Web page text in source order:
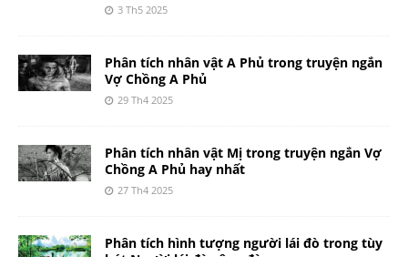
3 Th5 2025
Phân tích nhân vật A Phủ trong truyện ngắn
Vợ Chồng A Phủ
29 Th4 2025
Phân tích nhân vật Mị trong truyện ngắn Vợ
Chồng A Phủ hay nhất
27 Th4 2025
Phân tích hình tượng người lái đò trong tùy